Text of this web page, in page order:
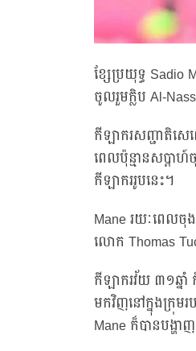
ខ្សែប្រយុទ្ធ Sadio
ចូលរួមក្លិប Al-
កីឡាករសញ្ជាតិសេ
ពេលប៉ុន្មានសប្តា
កីឡាកររូបនេះ។
Mane រយៈពេលចុ
លោក Thomas
កីឡាករវ័យ ៣១ឆ្នាំ
មកវិញនៅក្នុងក្រុមរ
Mane ក៏បានបង្ហ